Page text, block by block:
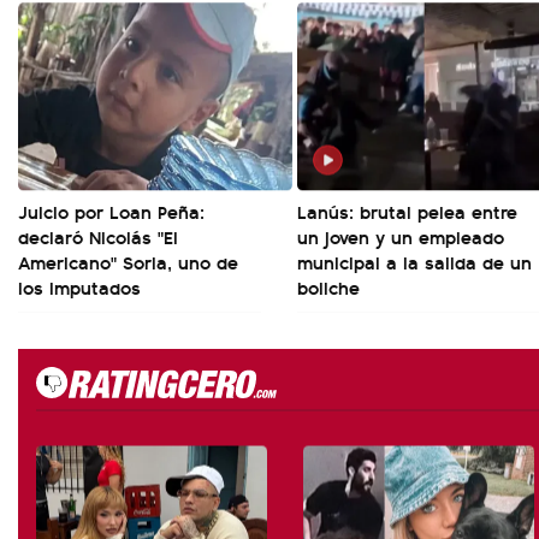
Juicio por Loan Peña:
declaró Nicolás "El
Americano" Soria, uno de
los imputados
Lanús: brutal pelea entre
un joven y un empleado
municipal a la salida de un
boliche